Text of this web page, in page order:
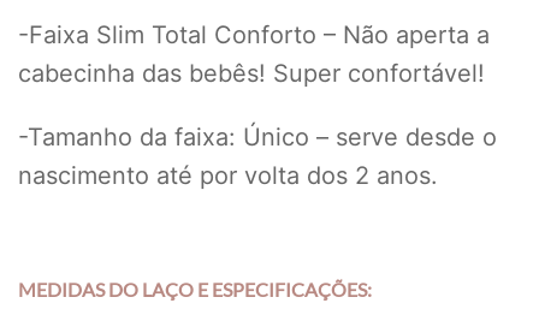
-Faixa Slim Total Conforto – Não aperta a
cabecinha das bebês! Super confortável!
-Tamanho da faixa: Único – serve desde o
nascimento até por volta dos 2 anos.
MEDIDAS DO LAÇO E ESPECIFICAÇÕES: